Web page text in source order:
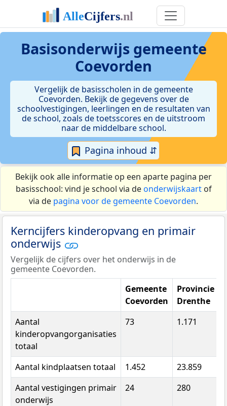
Basisonderwijs gemeente
Coevorden
Vergelijk de basisscholen in de gemeente
Coevorden. Bekijk de gegevens over de
schoolvestigingen, leerlingen en de resultaten van
de school, zoals de toetsscores en de uitstroom
naar de middelbare school.
Pagina inhoud ⇵
Bekijk ook alle informatie op een aparte pagina per
basisschool: vind je school via deonderwijskaartof
via de pagina voor de gemeente Coevorden.
Kerncijfers kinderopvang en primair
onderwijs
Vergelijk de cijfers over het onderwijs in de
gemeente Coevorden.
Gemeente
Coevorden
Provincie
Drenthe
Aantal
kinderopvangorganisaties
totaal
73 1.171
Aantal kindplaatsen totaal 1.452 23.859
Aantal vestigingen primair
onderwijs
24 280